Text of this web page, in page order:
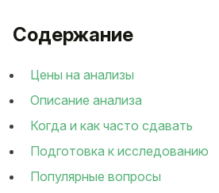
Содержание
Цены на анализы
Описание анализа
Когда и как часто сдавать
Подготовка к исследованию
Популярные вопросы